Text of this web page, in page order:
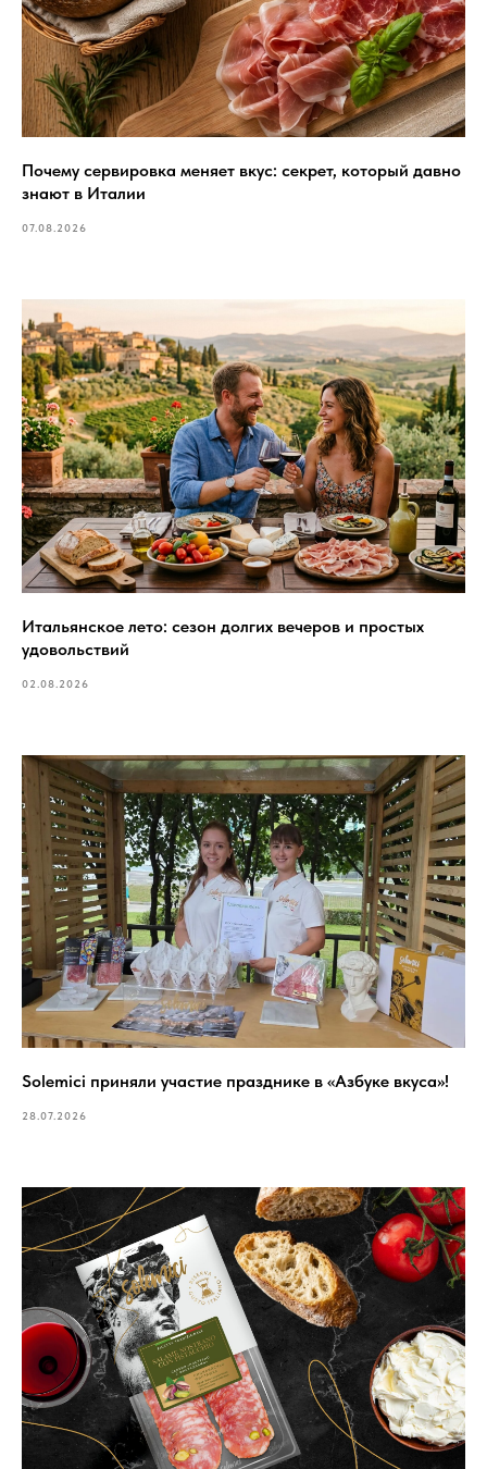
Почему сервировка меняет вкус: секрет, который давно
знают в Италии
07.08.2026
Итальянское лето: сезон долгих вечеров и простых
удовольствий
02.08.2026
Solemici приняли участие празднике в «Азбуке вкуса»!
28.07.2026